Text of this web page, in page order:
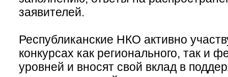
заявителей.
Республиканские НКО активно
конкурсах как регионального, так и
уровней и вносят свой вклад в